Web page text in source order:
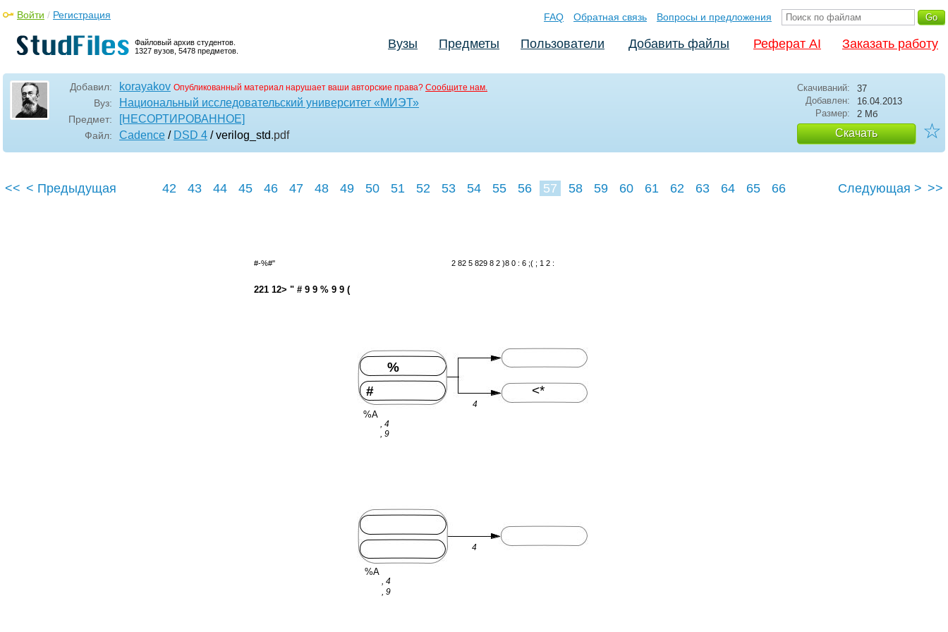
Файловый архив студентов.
1327 вузов, 5478 предметов.
Войти / Регистрация FAQ Обратная связь Вопросы и предложения
Вузы Предметы Пользователи Добавить файлы Реферат AI Заказать работу
Добавил: korayakov Опубликованный материал нарушает ваши авторские права? Сообщите нам.
Вуз: Национальный исследовательский университет «МИЭТ»
Предмет: [НЕСОРТИРОВАННОЕ]
Файл: Cadence / DSD 4 / verilog_std.pdf
Скачиваний:
37
Добавлен:
16.04.2013
Размер:
2 Мб
Скачать ☆
<< < Предыдущая 42 43 44 45 46 47 48 49 50 51 52 53 54 55 56 57 58 59 60 61 62 63 64 65 66 Следующая > >>
#-%#'' 2 82 5 829 8 2 )8 0 : 6 ;( ; 1 2 :
221 12> " # 9 9 % 9 9 (
%
#
%A
, 4
, 9
%A
, 4
, 9
<*
4
4